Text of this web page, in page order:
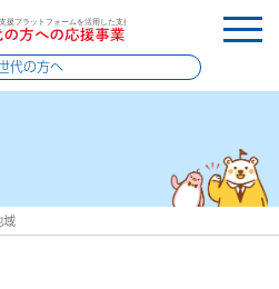
代の方へ
域